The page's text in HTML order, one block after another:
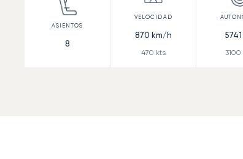
8
870 km/h
470 kts
5741
3100